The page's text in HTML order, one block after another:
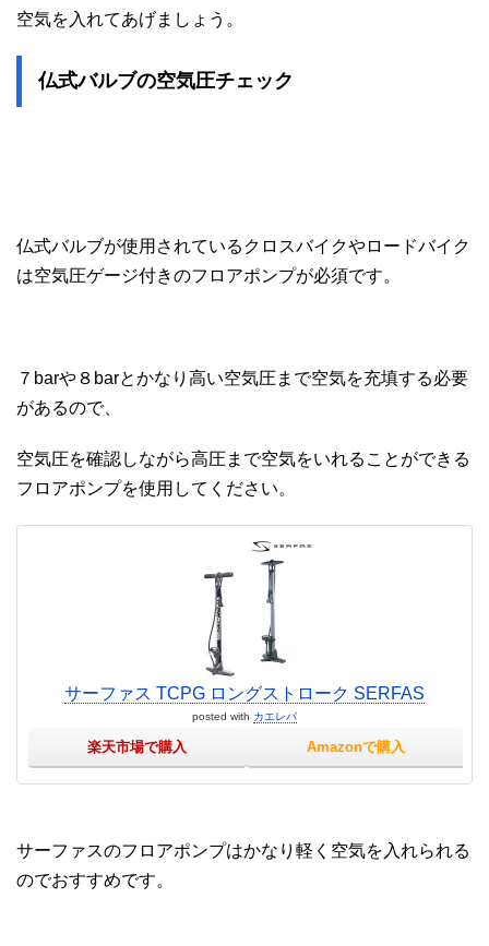
空気を入れてあげましょう。
仏式バルブの空気圧チェック
仏式バルブが使用されているクロスバイクやロードバイク
は空気圧ゲージ付きのフロアポンプが必須です。
７barや８barとかなり高い空気圧まで空気を充填する必要
があるので、
空気圧を確認しながら高圧まで空気をいれることができる
フロアポンプを使用してください。
サーファス TCPG ロングストローク SERFAS
posted with カエレバ
楽天市場で購入 Amazonで購入
サーファスのフロアポンプはかなり軽く空気を入れられる
のでおすすめです。